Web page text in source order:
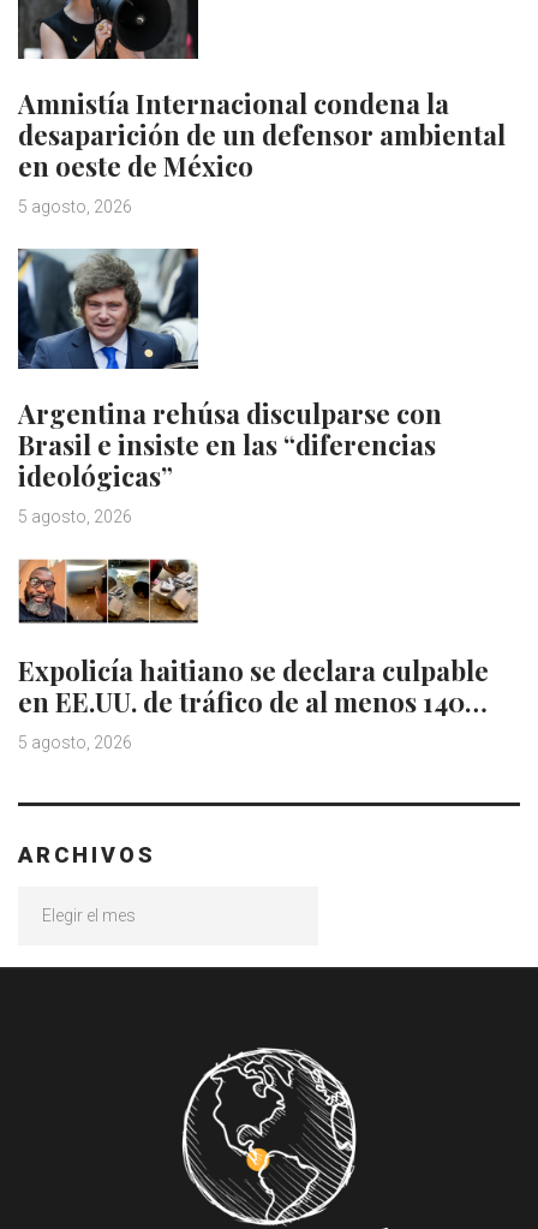
Amnistía Internacional condena la
desaparición de un defensor ambiental
en oeste de México
5 agosto, 2026
Argentina rehúsa disculparse con
Brasil e insiste en las “diferencias
ideológicas”
5 agosto, 2026
Expolicía haitiano se declara culpable
en EE.UU. de tráfico de al menos 140…
5 agosto, 2026
ARCHIVOS